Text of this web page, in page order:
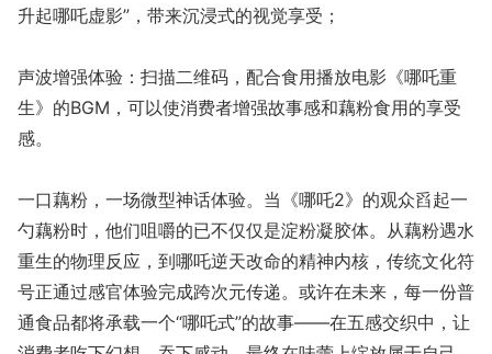
升起哪吒虚影”，带来沉浸式的视觉享受；
声波增强体验：扫描二维码，配合食用播放电影《哪吒重
生》的BGM，可以使消费者增强故事感和藕粉食用的享受
感。
一口藕粉，一场微型神话体验。当《哪吒2》的观众舀起一
勺藕粉时，他们咀嚼的已不仅仅是淀粉凝胶体。从藕粉遇水
重生的物理反应，到哪吒逆天改命的精神内核，传统文化符
号正通过感官体验完成跨次元传递。或许在未来，每一份普
通食品都将承载一个“哪吒式”的故事——在五感交织中，让